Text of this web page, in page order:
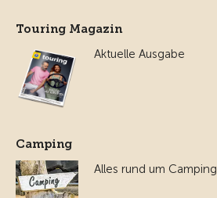
Touring Magazin
Aktuelle Ausgabe
Camping
Alles rund um Camping